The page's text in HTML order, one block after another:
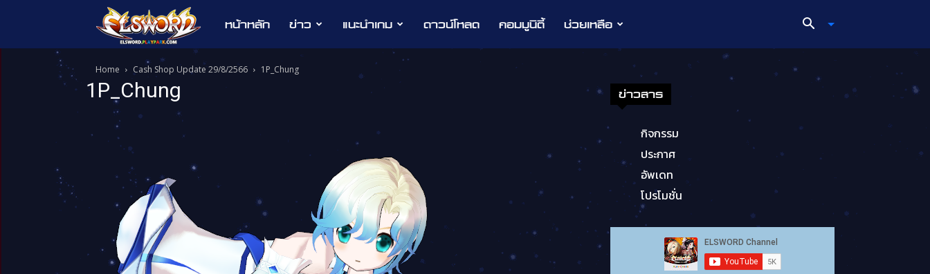
Elsword
หน้าหลัก ข่าว แนะนำเกม ดาวน์โหลด คอมมูนิตี้ ช่วยเหลือ
Home Cash Shop Update 29/8/2566 1P_Chung
1P_Chung ข่าวสาร
กิจกรรม
ประกาศ
อัพเดท
โปรโมชั่น